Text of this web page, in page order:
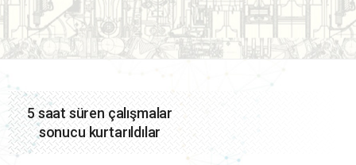
5 saat süren çalışmalar
sonucu kurtarıldılar